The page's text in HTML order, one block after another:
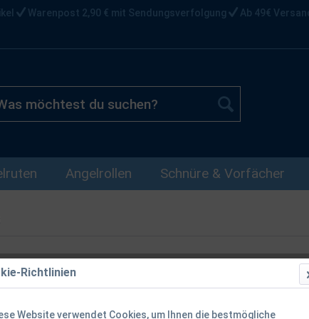
Warenpost 2,90 € mit Sendungsverfolgung Ab 49€
Angelrollen Schnüre & Vorfächer
Spro Trout
10mm
Richtlinien
Website verwendet Cookies, um Ihnen die bestmögliche